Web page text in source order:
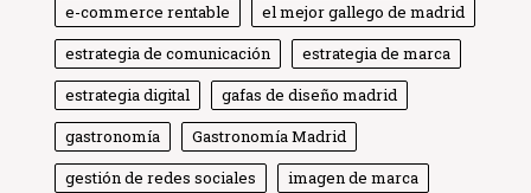
e-commerce rentable
el mejor gallego de madrid
estrategia de comunicación
estrategia de marca
estrategia digital
gafas de diseño madrid
gastronomía
Gastronomía Madrid
gestión de redes sociales
imagen de marca